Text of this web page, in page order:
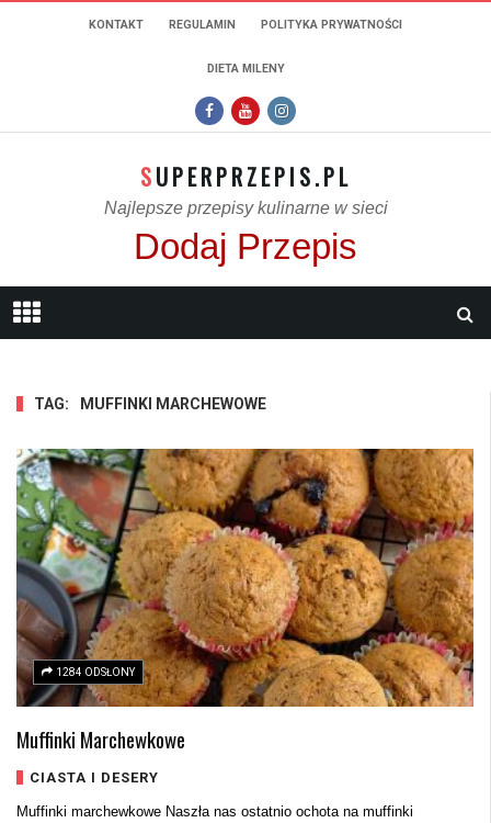
KONTAKT REGULAMIN POLITYKA PRYWATNOŚCI
DIETA MILENY
SUPERPRZEPIS.PL
Najlepsze przepisy kulinarne w sieci
Dodaj Przepis
TAG: MUFFINKI MARCHEWOWE
1284 ODSŁONY
Muffinki Marchewkowe
CIASTA I DESERY
Muffinki marchewkowe Naszła nas ostatnio ochota na muffinki